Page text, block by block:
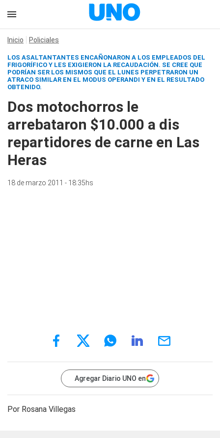
Inicio Policiales
LOS ASALTANTANTES ENCAÑONARON A LOS EMPLEADOS DEL
FRIGORÍFICO Y LES EXIGIERON LA RECAUDACIÓN. SE CREE QUE
PODRÍAN SER LOS MISMOS QUE EL LUNES PERPETRARON UN
ATRACO SIMILAR EN EL MODUS OPERANDI Y EN EL RESULTADO
OBTENIDO.
Dos motochorros le
arrebataron $10.000 a dis
repartidores de carne en Las
Heras
18 de marzo 2011 - 18:35hs
Agregar Diario UNO en
Por Rosana Villegas